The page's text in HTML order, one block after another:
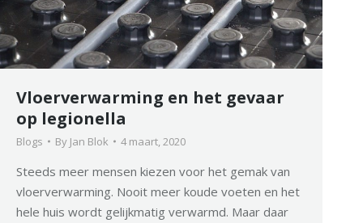
Vloerverwarming en het gevaar
op legionella
Blogs By Jan Blok 4 maart, 2020
Steeds meer mensen kiezen voor het gemak van
vloerverwarming. Nooit meer koude voeten en het
hele huis wordt gelijkmatig verwarmd. Maar daar